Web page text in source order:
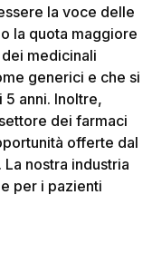
la voce delle
la quota maggiore
medicinali
generici e che si
anni. Inoltre,
dei farmaci
offerte dal
nostra industria
per i pazienti